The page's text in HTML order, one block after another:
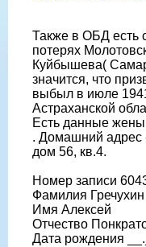
Также в ОБД есть
потерях
Куйбышева(
значится, что
выбыл в июле
Астраханской
Есть данные
. Домашний
дом 56, кв.4.
Номер записи
Фамилия Гречухин
Имя Алексей
Отчество
Дата рождения